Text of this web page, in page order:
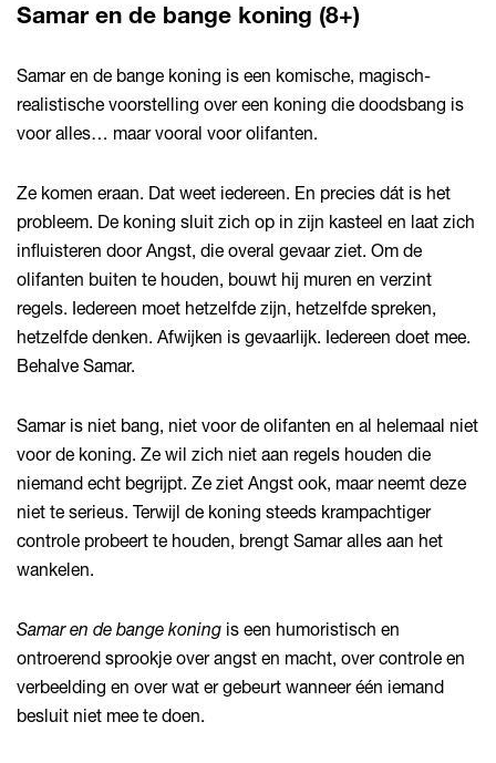
Samar en de bange koning (8+)
Samar en de bange koning is een komische, magisch-
realistische voorstelling over een koning die doodsbang is
voor alles… maar vooral voor olifanten.
Ze komen eraan. Dat weet iedereen. En precies dát is het
probleem. De koning sluit zich op in zijn kasteel en laat zich
influisteren door Angst, die overal gevaar ziet. Om de
olifanten buiten te houden, bouwt hij muren en verzint
regels. Iedereen moet hetzelfde zijn, hetzelfde spreken,
hetzelfde denken. Afwijken is gevaarlijk. Iedereen doet mee.
Behalve Samar.
Samar is niet bang, niet voor de olifanten en al helemaal niet
voor de koning. Ze wil zich niet aan regels houden die
niemand echt begrijpt. Ze ziet Angst ook, maar neemt deze
niet te serieus. Terwijl de koning steeds krampachtiger
controle probeert te houden, brengt Samar alles aan het
wankelen.
Samar en de bange koning is een humoristisch en
ontroerend sprookje over angst en macht, over controle en
verbeelding en over wat er gebeurt wanneer één iemand
besluit niet mee te doen.